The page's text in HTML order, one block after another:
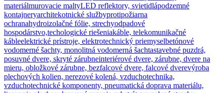
materiálmurovacie maltyLED reflektory, svietidlápodzemné
kontajneryarchitekotnické službyprotipožiarna
ochranahydroizolačné fólie, strechyodpadové
hospodárstvo,techologické riešeniakáble, telekomunikačné
kábleelektrické prístroje, elektrotechnický priemyselbetónové
vodomerné šachty, monolitná vodomerná šachtastavebné puzdrá,
posuvné dvere, skryté zárubneinteriérové dvere, zárubne, dvere na
mieru, obložkové zárubne, bezfalcové dvere, falcové dverevýroba
plechových kolien, nerezové kolená, vzduchotechnika,
vzduchotechnické komponenty, pneumatická doprava materiálu,